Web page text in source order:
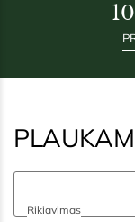
Rikiavimas